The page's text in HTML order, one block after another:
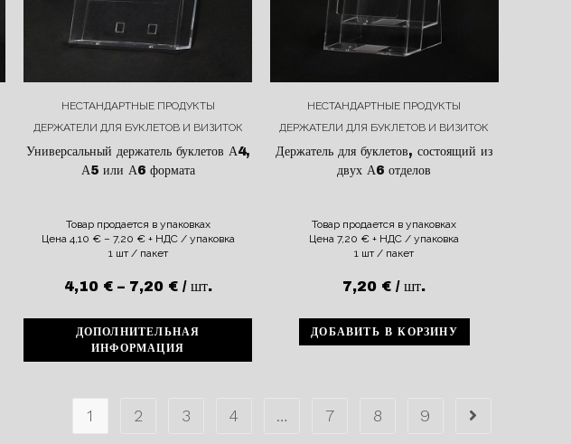
НЕСТАНДАРТНЫЕ ПРОДУКТЫ
ДЕРЖАТЕЛИ ДЛЯ БУКЛЕТОВ И ВИЗИТОК
Универсальный держатель буклетов А4,
А5 или А6 формата
Товар продается в упаковках
Цена 4,10 €– 7,20 €+ НДС / упаковка
1 шт / пакет
4,10 €– 7,20 €/ шт.
ДОПОЛНИТЕЛЬНАЯ
ИНФОРМАЦИЯ
НЕСТАНДАРТНЫЕ ПРОДУКТЫ
ДЕРЖАТЕЛИ ДЛЯ БУКЛЕТОВ И ВИЗИТОК
Держатель для буклетов, состоящий из
двух А6 отделов
Товар продается в упаковках
Цена7,20 € + НДС / упаковка
1 шт / пакет
7,20 € / шт.
ДОБАВИТЬ В КОРЗИНУ
1 2 3 4 … 7 8 9